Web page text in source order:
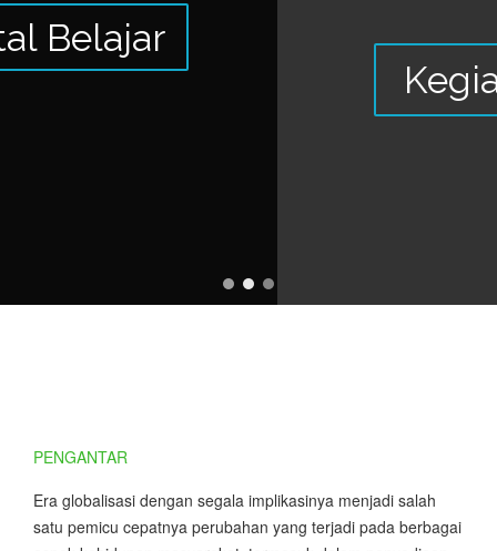
Kegiatan Sekolah
PENGANTAR
Era globalisasi dengan segala implikasinya menjadi salah
satu pemicu cepatnya perubahan yang terjadi pada berbagai